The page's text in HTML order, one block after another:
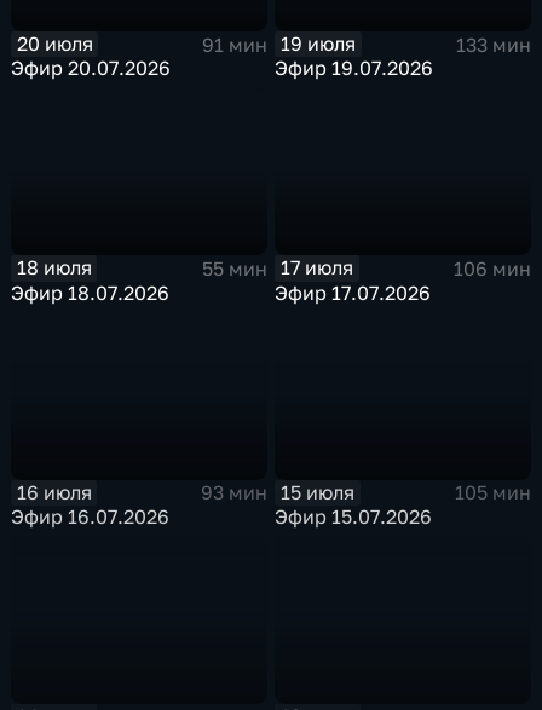
20 июля
91 мин
Эфир 20.07.2026
19 июля
133 мин
Эфир 19.07.2026
18 июля
55 мин
Эфир 18.07.2026
17 июля
106 мин
Эфир 17.07.2026
16 июля
93 мин
Эфир 16.07.2026
15 июля
105 мин
Эфир 15.07.2026